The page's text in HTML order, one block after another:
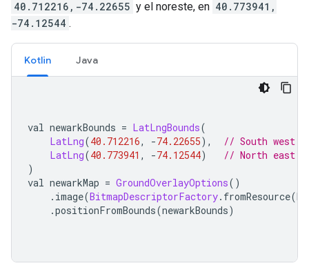
40.712216,-74.22655 y el noreste, en 40.773941,
-74.12544 .
Kotlin Java
val newarkBounds = LatLngBounds(
LatLng(40.712216, -74.22655),
// South west
LatLng(40.773941 , -74.12544)
// North east
)
val newarkMap = GroundOverlayOptions()
. image(BitmapDescriptorFactory. fromResource(R
.positionFromBounds(newarkBounds)